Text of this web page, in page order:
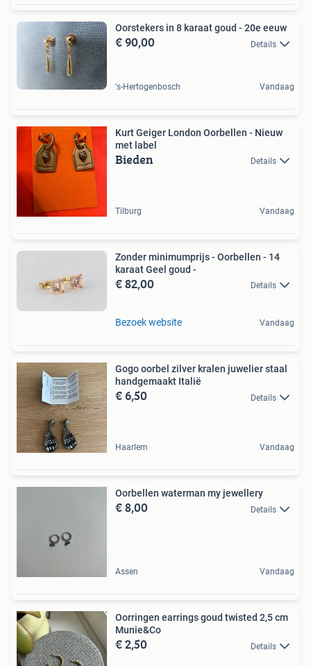
Oorstekers in 8 karaat goud - 20e eeuw
€ 90,00 Details
's-Hertogenbosch Vandaag
Kurt Geiger London Oorbellen - Nieuw
met label
Bieden Details
Tilburg Vandaag
Zonder minimumprijs - Oorbellen - 14
karaat Geel goud -
€ 82,00 Details
Bezoek website Vandaag
Gogo oorbel zilver kralen juwelier staal
handgemaakt Italië
€ 6,50 Details
Haarlem Vandaag
Oorbellen waterman my jewellery
€ 8,00 Details
Assen Vandaag
Oorringen earrings goud twisted 2,5 cm
Munie&Co
€ 2,50 Details